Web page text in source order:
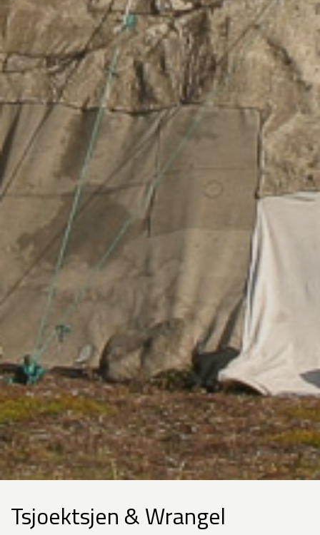
Tsjoektsjen & Wrangel